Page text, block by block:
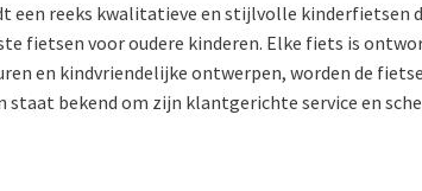
een reeks kwalitatieve en stijlvolle
fietsen voor oudere kinderen. Elke fiets is
en kindvriendelijke ontwerpen, worden de
staat bekend om zijn klantgerichte service en